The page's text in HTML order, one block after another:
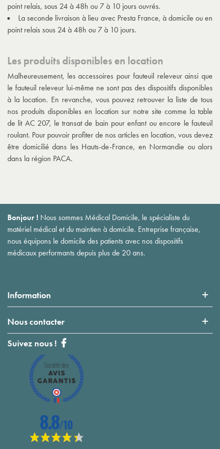
point relais, sous 24 à 48h ou 7 à 10 jours ouvrés.
La seconde livraison à lieu avec Presta France, à domicile ou en
point relais sous 24 à 48h ou 7 à 10 jours.
Les produits disponibles en location
Malheureusement, les accessoires pour fauteuil releveur ainsi que
le fauteuil releveur lui-même ne sont pas des dispositifs disponibles
à la location. En revanche, vous pouvez retrouver la liste de tous
nos produits disponibles en location sur notre site comme la table
de lit AC 207, le transat de bain pour enfant ou encore le fauteuil
roulant. Pour pouvoir profiter de nos articles en location, vous devez
être domicilié dans les Hauts-de-France, en Normandie ou alors
dans la région PACA.
Bonjour ! Nous sommes Médical Domicile, le spécialiste du
matériel médical et du maintien à domicile. Entreprise française,
nous équipons le domicile des patients avec nos dispositifs
médicaux performants depuis plus de 20 ans.
Information
Nous contacter
Suivez nous !